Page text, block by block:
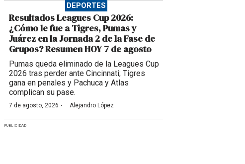
DEPORTES
Resultados Leagues Cup 2026:
¿Cómo le fue a Tigres, Pumas y
Juárez en la Jornada 2 de la Fase de
Grupos? Resumen HOY 7 de agosto
Pumas queda eliminado de la Leagues Cup
2026 tras perder ante Cincinnati; Tigres
gana en penales y Pachuca y Atlas
complican su pase.
7 de agosto, 2026 · Alejandro López
PUBLICIDAD